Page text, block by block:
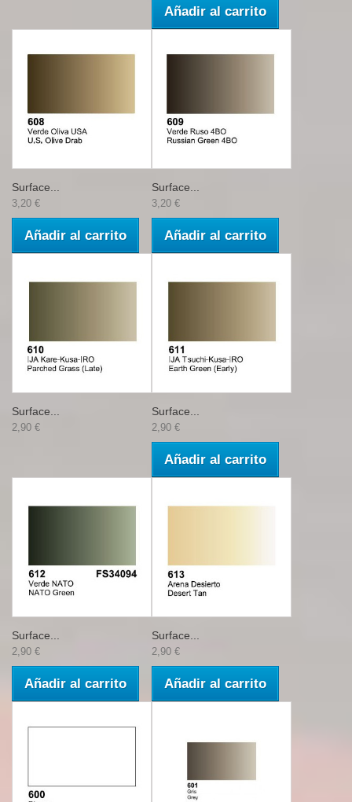
Añadir al carrito
Surface...
3,20 €
Añadir al carrito
Surface...
3,20 €
Añadir al carrito
Surface...
2,90 €
Surface...
2,90 €
Añadir al carrito
Surface...
2,90 €
Añadir al carrito
Surface...
2,90 €
Añadir al carrito